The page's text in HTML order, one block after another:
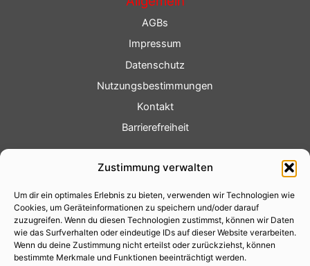
Zustimmung verwalten
Um dir ein optimales Erlebnis zu bieten, verwenden wir Technologien wie
Cookies, um Geräteinformationen zu speichern und/oder darauf
zuzugreifen. Wenn du diesen Technologien zustimmst, können wir Daten
wie das Surfverhalten oder eindeutige IDs auf dieser Website verarbeiten.
Wenn du deine Zustimmung nicht erteilst oder zurückziehst, können
bestimmte Merkmale und Funktionen beeinträchtigt werden.
AGBs
Impressum
Datenschutz
Nutzungsbestimmungen
Kontakt
Barrierefreiheit
Fotoservice
Videoservice
Werbung
Contenterstellung